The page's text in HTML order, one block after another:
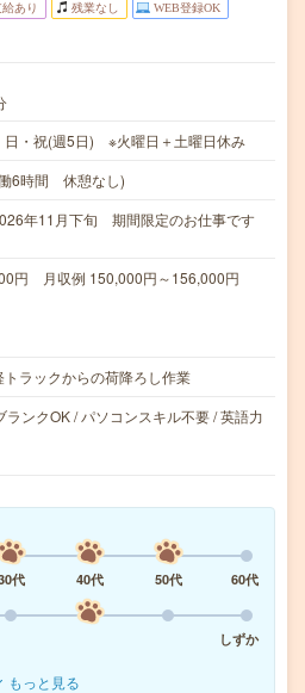
あり 残業なし WEB登録OK
日・祝(週5日) ※火曜日＋土曜日休み
6時間 休憩なし)
年11月下旬 期間限定のお仕事です
円 月収例 150,000円～156,000円
トラックからの荷降ろし作業
ランクOK / パソコンスキル不要 / 英語力
代 40代 50代
60代
しずか
もっと見る